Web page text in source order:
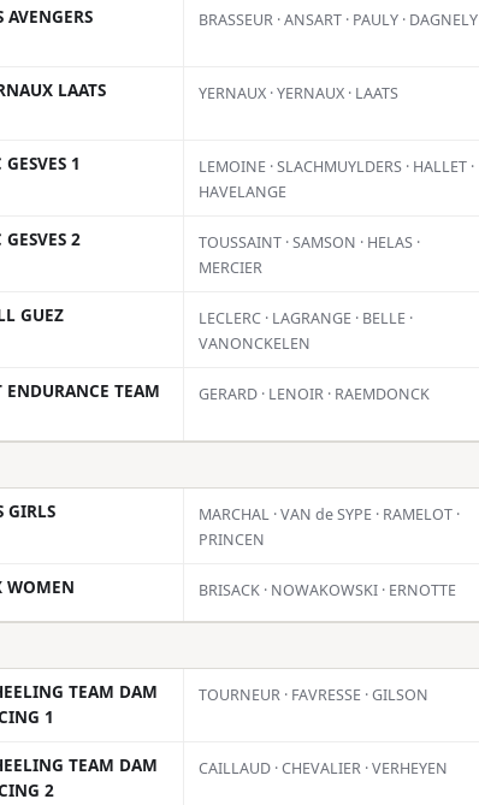
AVENGERS BRASSEUR · ANSART · PAULY · DAGNELY
LAATS YERNAUX · YERNAUX · LAATS
GESVES 1
LEMOINE · SLACHMUYLDERS · HALLET ·
HAVELANGE
GESVES 2
TOUSSAINT · SAMSON · HELAS ·
MERCIER
GUEZ
LECLERC · LAGRANGE · BELLE ·
VANONCKELEN
ENDURANCE TEAM GERARD · LENOIR · RAEMDONCK
GIRLS
MARCHAL · VAN de SYPE · RAMELOT ·
PRINCEN
WOMEN BRISACK · NOWAKOWSKI · ERNOTTE
TEAM DAM
1
TOURNEUR · FAVRESSE · GILSON
TEAM DAM
2
CAILLAUD · CHEVALIER · VERHEYEN
de France des
ouverture des
inscriptions
imminente
19 JUIN 2026